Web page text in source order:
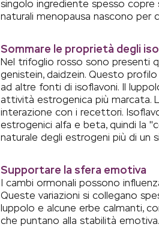
singolo ingrediente spesso
naturali menopausa nascono per
Sommare le proprietà degli
Nel trifoglio rosso sono presenti
genistein, daidzein. Questo
ad altre fonti di isoflavoni. Il
attività estrogenica più marcata.
interazione con i recettori.
estrogenici alfa e beta, quindi la
naturale degli estrogeni più di un
Supportare la sfera emotiva
I cambi ormonali possono
Queste variazioni si collegano
luppolo e alcune erbe calmanti,
che puntano alla stabilità